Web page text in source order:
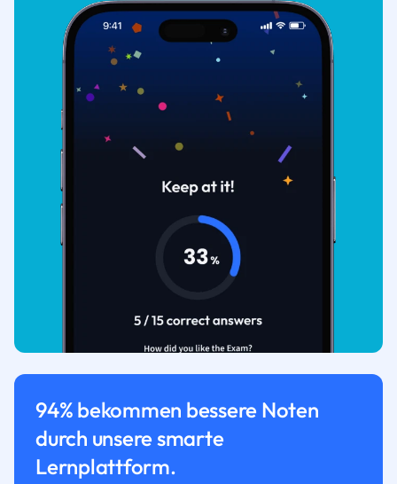
94% bekommen bessere Noten
durch unsere smarte
Lernplattform.